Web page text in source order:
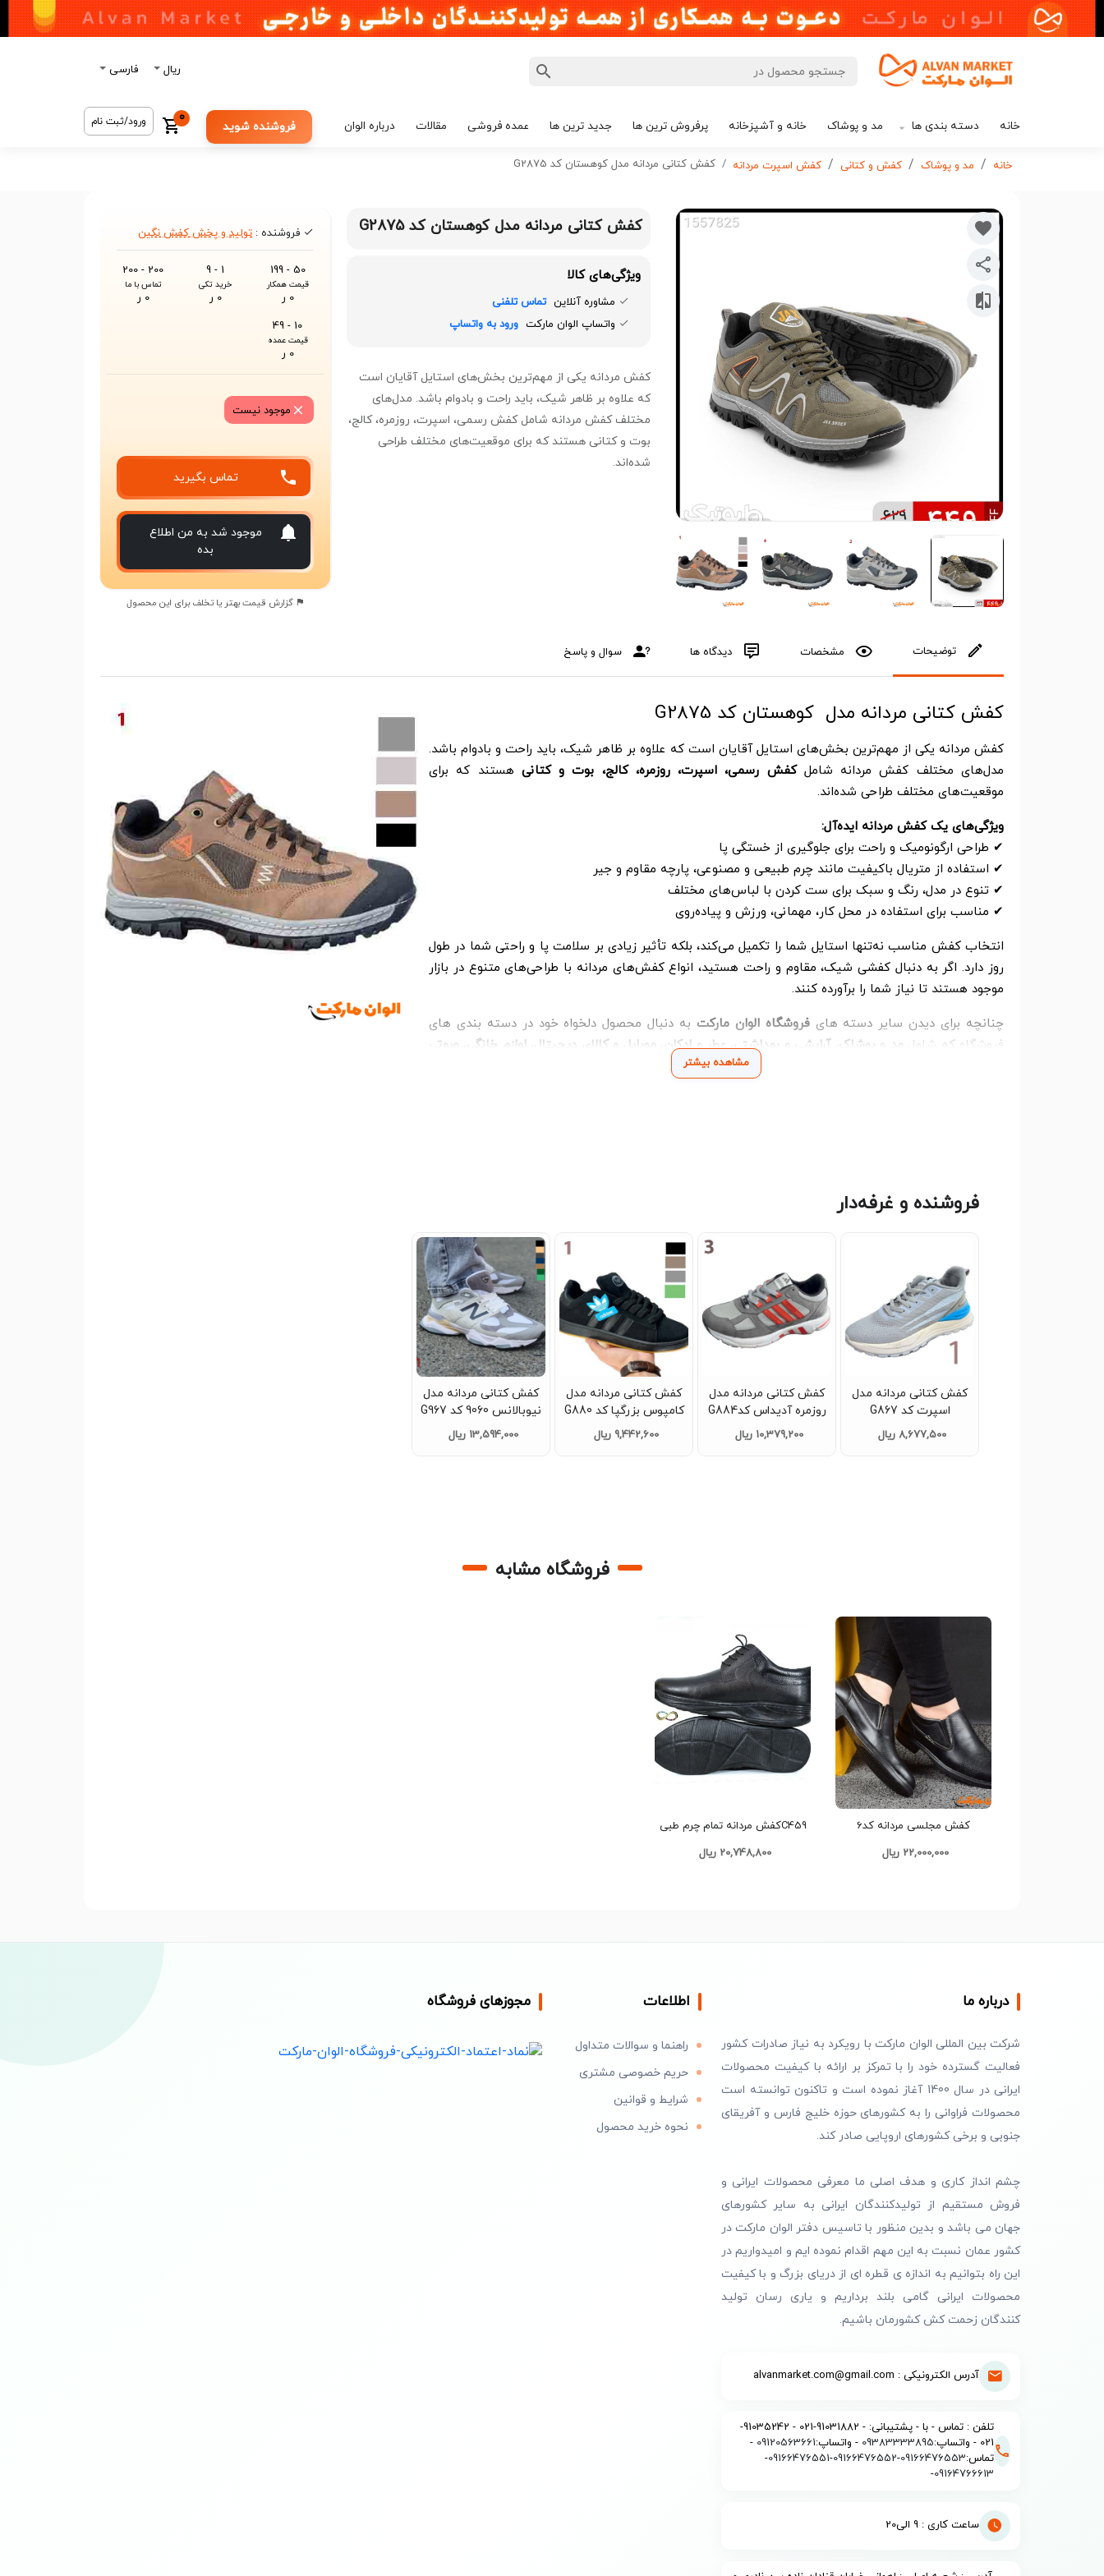
ریال فارسی
خانه دسته بندی ها مد و پوشاک خانه و آشپزخانه پرفروش ترین ها جدید ترین ها عمده فروشی مقالات درباره الوان فروشنده شوید
0 ورود/ثبت نام
خانه مد و پوشاک کفش و کتانی کفش اسپرت مردانه کفش کتانی مردانه مدل کوهستان کد G2875
کفش کتانی مردانه مدل کوهستان کد G2875
ویژگی‌های کالا
مشاوره آنلاین تماس تلفنی
واتساپ الوان مارکت ورود به واتساپ
کفش مردانه یکی از مهم‌ترین بخش‌های استایل آقایان است
که علاوه بر ظاهر شیک، باید راحت و بادوام باشد. مدل‌های
مختلف کفش مردانه شامل کفش رسمی، اسپرت، روزمره، کالج،
بوت و کتانی هستند که برای موقعیت‌های مختلف طراحی
شده‌اند.
فروشنده : تولید و پخش کفش نگین
50 - 199
قیمت همکار
0 ر
1 - 9
خرید تکی
0 ر
200 - 200
تماس با ما
0 ر
10 - 49
قیمت عمده
0 ر
موجود نیست
تماس بگیرید
موجود شد به من اطلاع
بده
گزارش قیمت بهتر یا تخلف برای این محصول
توضیحات مشخصات دیدگاه ها سوال و پاسخ
کفش کتانی مردانه مدل کوهستان کد G2875
کفش مردانه یکی از مهم‌ترین بخش‌های استایل آقایان است که علاوه بر ظاهر شیک، باید راحت و بادوام باشد.
مدل‌های مختلف کفش مردانه شاملکفش رسمی، اسپرت، روزمره، کالج، بوت و کتانی هستند که برای
موقعیت‌های مختلف طراحی شده‌اند.
ویژگی‌های یک کفش مردانه ایده‌آل:
✔ طراحی ارگونومیک و راحت برای جلوگیری از خستگی پا
✔ استفاده از متریال باکیفیت مانند چرم طبیعی و مصنوعی، پارچه مقاوم و جیر
✔ تنوع در مدل، رنگ و سبک برای ست کردن با لباس‌های مختلف
✔ مناسب برای استفاده در محل کار، مهمانی، ورزش و پیاده‌روی
انتخاب کفش مناسب نه‌تنها استایل شما را تکمیل می‌کند، بلکه تأثیر زیادی بر سلامت پا و راحتی شما در طول
روز دارد. اگر به دنبال کفشی شیک، مقاوم و راحت هستید، انواع کفش‌های مردانه با طراحی‌های متنوع در بازار
موجود هستند تا نیاز شما را برآورده کنند.
چنانچه برای دیدن سایر دسته هایفروشگاه الوان مارکت به دنبال محصول دلخواه خود در دسته بندی های
فروشگاه که شامل
مد و پوشاک ،آرایشی و بهداشتی،عطر و ادکلن موبایل و کالای دیجیتال لوازم خانگی
صوتی
هستید به راحتی چند کلیک اقدام به خرید آسان و اطمینان با تحویل
مشاهده بیشتر
فروشنده و غرفه‌دار
کفش کتانی مردانه مدل
اسپرت کد G867
8,677,500 ریال
کفش کتانی مردانه مدل
روزمره آدیداس کدG884
10,379,200 ریال
کفش کتانی مردانه مدل
کامپوس بزرگپا کد G880
9,442,600 ریال
کفش کتانی مردانه مدل
نیوبالانس 9060 کد G967
13,594,000 ریال
فروشگاه مشابه
کفش مجلسی مردانه کد6
22,000,000 ریال
C459کفش مردانه تمام چرم طبی
20,748,800 ریال
درباره ما
شرکت بین المللی الوان مارکت با رویکرد به نیاز صادرات کشور
فعالیت گسترده خود را با تمرکز بر ارائه با کیفیت محصولات
ایرانی در سال 1400 آغاز نموده است و تاکنون توانسته است
محصولات فراوانی را به کشورهای حوزه خلیج فارس و آفریقای
جنوبی و برخی کشورهای اروپایی صادر کند.
چشم انداز کاری و هدف اصلی ما معرفی محصولات ایرانی و
فروش مستقیم از تولیدکنندگان ایرانی به سایر کشورهای
جهان می باشد و بدین منظور با تاسیس دفتر الوان مارکت در
کشور عمان نسبت به این مهم اقدام نموده ایم و امیدواریم در
این راه بتوانیم به اندازه ی قطره ای از دریای بزرگ و با کیفیت
محصولات ایرانی گامی بلند برداریم و یاری رسان تولید
کنندگان زحمت کش کشورمان باشیم.
آدرس الکترونیکی : alvanmarket.com@gmail.com
تلفن : تماس - با - پشتیبانی: - 91031882-021 - 91035242-
021 - واتساپ:
09383333895 - واتساپ:09120563661
-
تماس:09166476553
-
09166476552
-
09166476551
-
09164766613
-
ساعت کاری : 9 الی20
اطلاعات
راهنما و سوالات متداول
حریم خصوصی مشتری
شرایط و قوانین
نحوه خرید محصول
مجوزهای فروشگاه